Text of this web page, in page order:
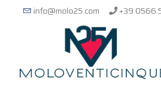
info@molo25.com +39